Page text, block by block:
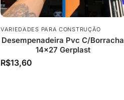
VARIEDADES PARA CONSTRUÇÃO
Desempenadeira Pvc C/Borracha
14×27 Gerplast
R$13,60